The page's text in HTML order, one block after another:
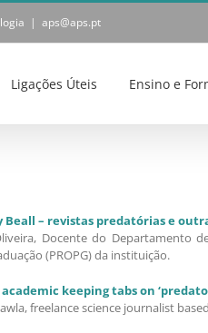
| aps@aps.pt
Ligações Úteis Ensino e
Beall – revistas predatórias e
Docente do Departamento
(PROPG) da instituição.
keeping tabs on
freelance science journalist